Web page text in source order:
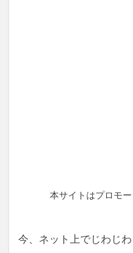
本サイトはプロモー
今、ネット上でじわじ